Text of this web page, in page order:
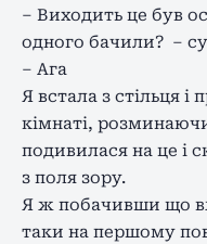
– Виходить це був
одного бачили? –
– Ага
Я встала з стільця
кімнаті,
подивилася на це і
з поля зору.
Я ж побачивши що
таки на першому